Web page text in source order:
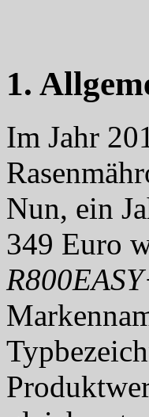
1.
Im Jahr
Nun, ein
349 Euro